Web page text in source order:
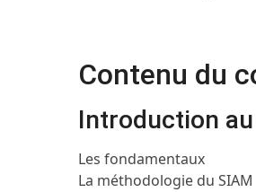
Contenu du
Introduction
Les fondamentaux
La méthodologie du SIAM